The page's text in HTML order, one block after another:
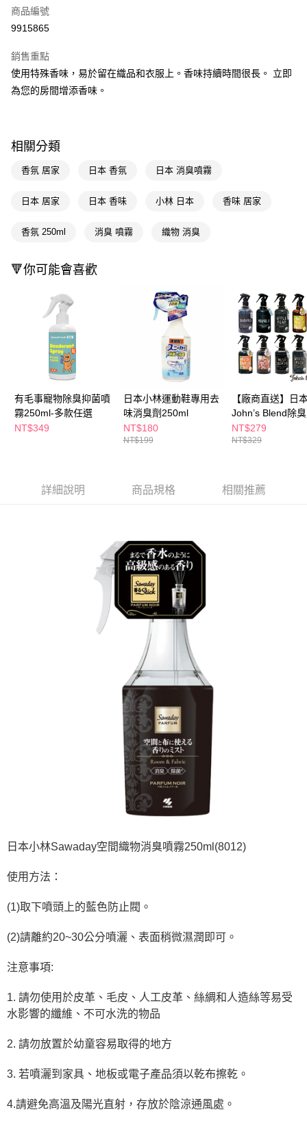
信用卡一次付款
LINE Pay
Apple Pay
悠遊付
Google Pay
AFTEE先享後付
【關於「AFTEE先享後付」】
１．簡單：不需註冊會員、不需綁卡、不需儲值。
２．便利：只要手機號碼，簡訊認證，即可結帳。
３．安心：先確認商品／服務後，再付款。
【「AFTEE先享後付」結帳流程】
１．於結帳方式選擇「AFTEE先享後付」後，將跳轉至「AFTEE先享後付」
結帳頁面，進行簡訊認證並確認金額後，即可完成結帳。
２．訂單成立數日內，您將收到繳費通知簡訊。
３．收到繳費通知簡訊後14天內，點擊此簡訊中的連結，可透過四大超商／
ATM／網路銀行／等多元方式進行付款，方視為交易完成。
購買商品的店家。未經商家同意取消之訂單仍視為有效，需透過AFTEE先享
後付繳納相關費用。
※ 交易是否成功請以「AFTEE先享後付 」之結帳頁面顯示為準，若有關於
是否繳費成功／繳費後需取消欲退款等相關疑問，請聯繫「AFTEE先享後付
１．透過由恩沛科技股份有限公司提供之「AFTEE先享後付」服務完成之交
３．未成年的使用者請事先徵得法定代理人或監護人之同意方可使用
「AFTEE先享後付」，若未經同意申辦者引起之損失，本公司不負相關責
４．使用「AFTEE先享後付」時，將依據個別帳號之用戶狀況，依本公司即
時審查核予不同之上限額度；若仍有額度不足之情形，本公司將視審查結果
５．嚴禁一人註冊多個帳號或使用他人資訊註冊。若發現惡意使用之情形，
恩沛科技股份有限公司將有權停止該用戶之使用額度並採取法律行動。
即享券
運送方式
全家取貨付款
每筆NT$65，滿NT$390(含以上)免運費
付款後全家取貨
每筆NT$65，滿NT$390(含以上)免運費
萊爾富取貨付款
每筆NT$65，滿NT$490(含以上)免運費
付款後萊爾富取貨
每筆NT$65，滿NT$490(含以上)免運費
每筆NT$65，滿NT$490(含以上)免運費
每筆NT$100，滿NT$790(含以上)免運費
付款後寶雅門市自取(由倉庫統一出貨)
每筆NT$80，滿NT$290(含以上)免運費
商品編號
9915865
銷售重點
使用特殊香味，易於留在織品和衣服上。香味持續時間很長。 立即
為您的房間增添香味。
相關分類
香氛 居家 日本 香氛 日本 消臭噴霧
日本 居家 日本 香味 小林 日本 香味 居家
香氛 250ml 消臭 噴霧 織物 消臭
🔻你可能會喜歡
有毛事寵物除臭抑菌噴
霧250ml-多款任選
NT$349
日本小林運動鞋專用去
味消臭劑250ml
NT$180
NT$199
【廠商直送】日
John’s Blend除
280ml-多款任選
NT$279
NT$329
詳細說明 商品規格 相關推薦
日本小林Sawaday空間織物消臭噴霧250ml(8012)
使用方法：
(1)取下噴頭上的藍色防止閥。
(2)請離約20~30公分噴灑、表面稍微濕潤即可。
注意事項:
1. 請勿使用於皮革、毛皮、人工皮革、絲綢和人造絲等易受
水影響的纖維、不可水洗的物品
2. 請勿放置於幼童容易取得的地方
3. 若噴灑到家具、地板或電子產品須以乾布擦乾。
4.請避免高溫及陽光直射，存放於陰涼通風處。